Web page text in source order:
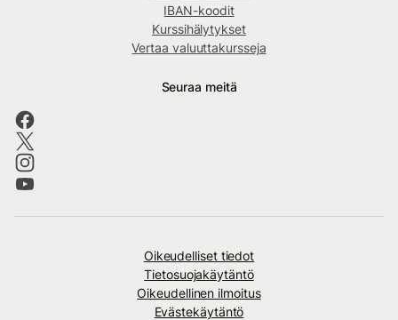
IBAN-koodit
Kurssihälytykset
Vertaa valuuttakursseja
Seuraa meitä
Oikeudelliset tiedot
Tietosuojakäytäntö
Oikeudellinen ilmoitus
Evästekäytäntö